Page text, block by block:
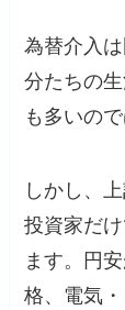
為替介入
分たちの
も多いの
しかし、
投資家だ
ます。円
格、電気